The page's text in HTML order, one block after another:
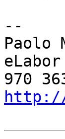
--
Paolo
http://